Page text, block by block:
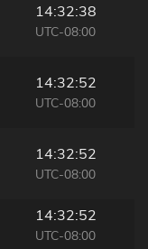
14:32:38
UTC-08:00
14:32:52
UTC-08:00
14:32:52
UTC-08:00
14:32:52
UTC-08:00